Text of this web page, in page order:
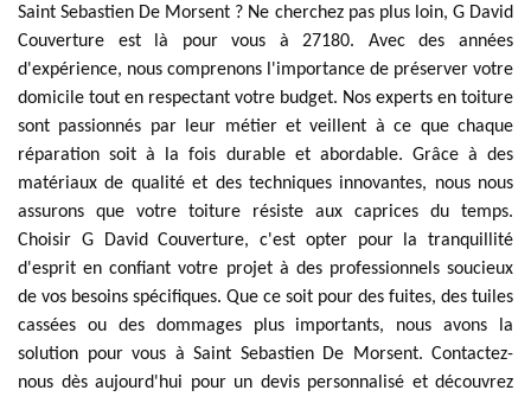
Saint Sebastien De Morsent ? Ne cherchez pas plus loin, G David
Couverture est là pour vous à 27180. Avec des années
d'expérience, nous comprenons l'importance de préserver votre
domicile tout en respectant votre budget. Nos experts en toiture
sont passionnés par leur métier et veillent à ce que chaque
réparation soit à la fois durable et abordable. Grâce à des
matériaux de qualité et des techniques innovantes, nous nous
assurons que votre toiture résiste aux caprices du temps.
Choisir G David Couverture, c'est opter pour la tranquillité
d'esprit en confiant votre projet à des professionnels soucieux
de vos besoins spécifiques. Que ce soit pour des fuites, des tuiles
cassées ou des dommages plus importants, nous avons la
solution pour vous à Saint Sebastien De Morsent. Contactez-
nous dès aujourd'hui pour un devis personnalisé et découvrez